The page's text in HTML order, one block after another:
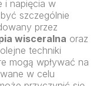
i napięcia w
szczególnie
przez
wisceralna oraz
techniki
mogą wpływać na
w celu